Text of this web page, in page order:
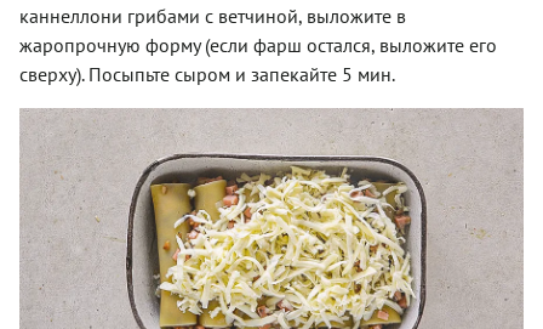
каннеллони грибами с ветчиной, выложите в
жаропрочную форму (если фарш остался, выложите его
сверху). Посыпьте сыром и запекайте 5 мин.